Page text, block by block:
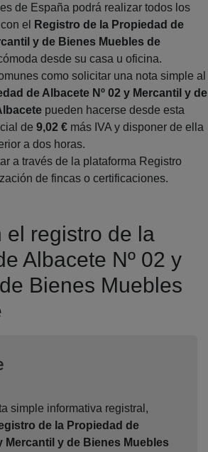
de España podrá realizar todos los
el
Registro de la Propiedad de
y de Bienes Muebles de
desde su casa u oficina.
como solicitar una nota simple al
de Albacete Nº 02 y Mercantil y de
pueden hacerse desde esta
de 9,02 € más IVA y disponer de ella
a dos horas.
a través de la plataforma Registro
de fincas o certificaciones.
el registro de la
Albacete Nº 02 y
Bienes Muebles
Ventana nueva
simple informativa registral,
de la Propiedad de
Mercantil y de Bienes Muebles